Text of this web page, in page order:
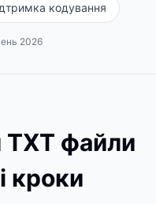
кодування
2026
TXT файли
кроки